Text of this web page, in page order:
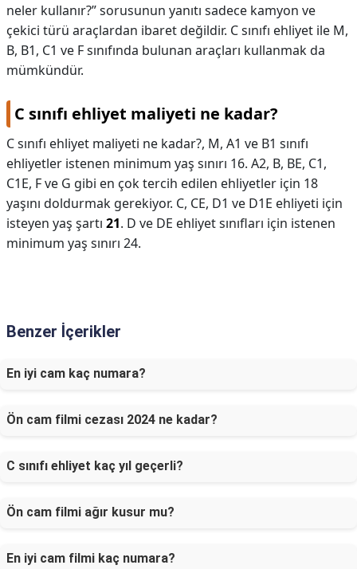
neler kullanır?” sorusunun yanıtı sadece kamyon ve
çekici türü araçlardan ibaret değildir. C sınıfı ehliyet ile M,
B, B1, C1 ve F sınıfında bulunan araçları kullanmak da
mümkündür.
C sınıfı ehliyet maliyeti ne kadar?
C sınıfı ehliyet maliyeti ne kadar?, M, A1 ve B1 sınıfı
ehliyetler istenen minimum yaş sınırı 16. A2, B, BE, C1,
C1E, F ve G gibi en çok tercih edilen ehliyetler için 18
yaşını doldurmak gerekiyor. C, CE, D1 ve D1E ehliyeti için
isteyen yaş şartı 21. D ve DE ehliyet sınıfları için istenen
minimum yaş sınırı 24.
Benzer İçerikler
En iyi cam kaç numara?
Ön cam filmi cezası 2024 ne kadar?
C sınıfı ehliyet kaç yıl geçerli?
Ön cam filmi ağır kusur mu?
En iyi cam filmi kaç numara?